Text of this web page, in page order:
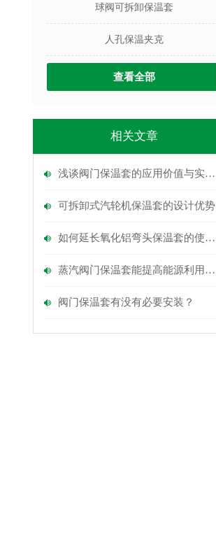
球阀可拆卸保温套
人孔保温夹克
查看全部
相关文章
浅谈阀门保温套的应用价值与实践意义
可拆卸式汽轮机保温套的设计优势
如何延长氧化铝弯头保温套的使用寿命
蒸汽阀门保温套能提高能源利用效率吗？
阀门保温套有没有必要安装？